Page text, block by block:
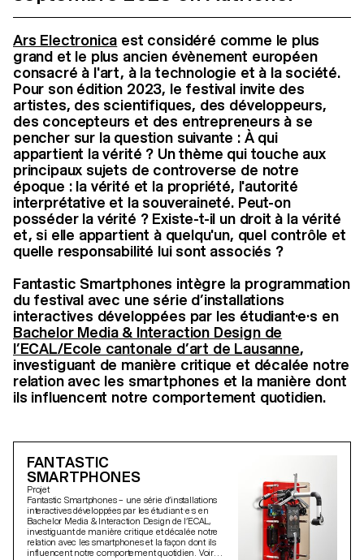
Ars Electronica est considéré comme le plus
grand et le plus ancien évènement européen
consacré à l'art, à la technologie et à la société.
Pour son édition 2023, le festival invite des
artistes, des scientifiques, des développeurs,
des concepteurs et des entrepreneurs à se
pencher sur la question suivante : À qui
appartient la vérité ? Un thème qui touche aux
principaux sujets de controverse de notre
époque : la vérité et la propriété, l'autorité
interprétative et la souveraineté. Peut-on
posséder la vérité ? Existe-t-il un droit à la vérité
et, si elle appartient à quelqu'un, quel contrôle et
quelle responsabilité lui sont associés ?
Fantastic Smartphones intègre la programmation
du festival avec une série d’installations
interactives développées par les étudiant·e·s en
Bachelor Media & Interaction Design de
l’ECAL/Ecole cantonale d’art de Lausanne,
investiguant de manière critique et décalée notre
relation avec les smartphones et la manière dont
ils influencent notre comportement quotidien.
FANTASTIC
SMARTPHONES
Projet
Fantastic Smartphones – une série d’installations
interactives développées par les étudiant·e·s en
Bachelor Media & Interaction Design de l’ECAL,
investiguant de manière critique et décalée notre
relation avec les smartphones et la façon dont ils
influencent notre comportement quotidien. Voir